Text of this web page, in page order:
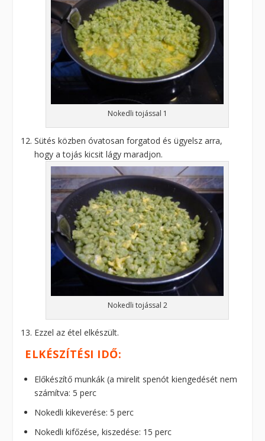
Nokedli tojással 1
Sütés közben óvatosan forgatod és ügyelsz arra,
hogy a tojás kicsit lágy maradjon.
Nokedli tojással 2
Ezzel az étel elkészült.
ELKÉSZÍTÉSI IDŐ:
Előkészítő munkák (a mirelit spenót kiengedését nem
számítva: 5 perc
Nokedli kikeverése: 5 perc
Nokedli kifőzése, kiszedése: 15 perc